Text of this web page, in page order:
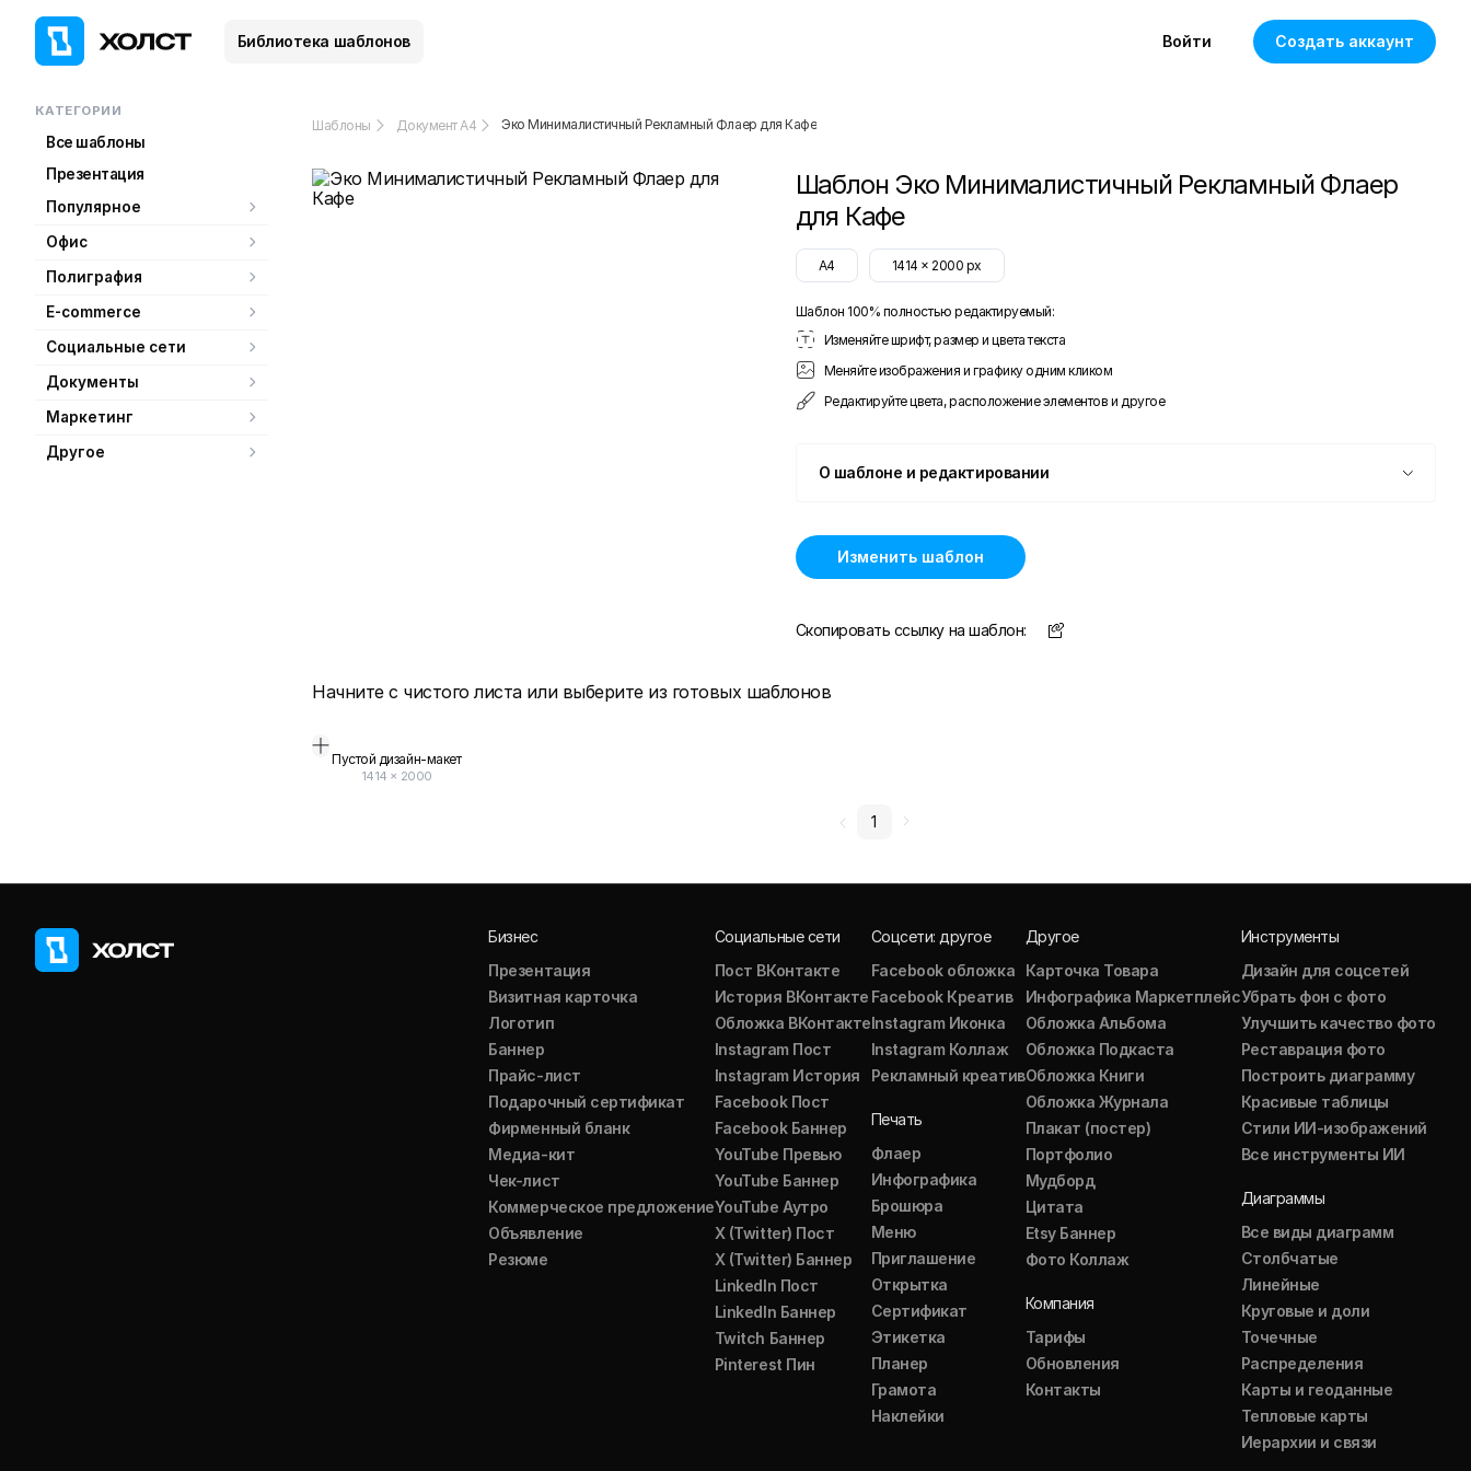
Библиотека шаблонов Войти Создать аккаунт
КАТЕГОРИИ
Все шаблоны
Презентация
Популярное
Офис
Полиграфия
E-commerce
Социальные сети
Документы
Маркетинг
Другое
Шаблоны Документ А4 Эко Минималистичный Рекламный Флаер для Кафе
Шаблон Эко Минималистичный Рекламный Флаер
для Кафе
A4 1414 x2000 px
Шаблон 100% полностью редактируемый:
Изменяйте шрифт, размер и цвета текста
Меняйте изображения и графику одним кликом
Редактируйте цвета, расположение элементов и другое
О шаблоне и редактировании
Изменить шаблон
Скопировать ссылку на шаблон:
Начните с чистого листа или выберите из готовых шаблонов
Пустой дизайн-макет
1414 × 2000
1
Бизнес
Презентация
Визитная карточка
Логотип
Баннер
Прайс-лист
Подарочный сертификат
Фирменный бланк
Медиа-кит
Чек-лист
Коммерческое предложение
Объявление
Резюме
Социальные сети
Пост ВКонтакте
История ВКонтакте
Обложка ВКонтакте
Instagram Пост
Instagram История
Facebook Пост
Facebook Баннер
YouTube Превью
YouTube Баннер
YouTube Аутро
X (Twitter) Пост
X (Twitter) Баннер
LinkedIn Пост
LinkedIn Баннер
Twitch Баннер
Pinterest Пин
Соцсети: другое
Facebook обложка
Facebook Креатив
Instagram Иконка
Instagram Коллаж
Рекламный креатив
Печать
Флаер
Инфографика
Брошюра
Меню
Приглашение
Открытка
Сертификат
Этикетка
Планер
Грамота
Наклейки
Другое
Карточка Товара
Инфографика Маркетплейс
Обложка Альбома
Обложка Подкаста
Обложка Книги
Обложка Журнала
Плакат (постер)
Портфолио
Мудборд
Цитата
Etsy Баннер
Фото Коллаж
Компания
Тарифы
Обновления
Контакты
Инструменты
Дизайн для соцсетей
Убрать фон с фото
Улучшить качество фото
Реставрация фото
Построить диаграмму
Красивые таблицы
Стили ИИ-изображений
Все инструменты ИИ
Диаграммы
Все виды диаграмм
Столбчатые
Линейные
Круговые и доли
Точечные
Распределения
Карты и геоданные
Тепловые карты
Иерархии и связи